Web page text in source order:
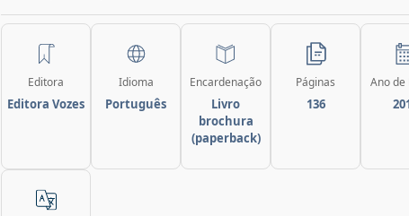
Editora
Editora Vozes
Idioma
Português
Encardenação
Livro
brochura
(paperback)
Páginas
136
Ano de